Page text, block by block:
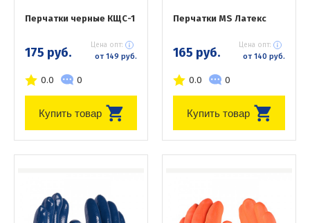
Перчатки черные КЩС-1
175 руб. Цена опт:
от 149 руб.
0.0 0
Купить товар
Перчатки MS Латекс
165 руб. Цена опт:
от 140 руб.
0.0 0
Купить товар